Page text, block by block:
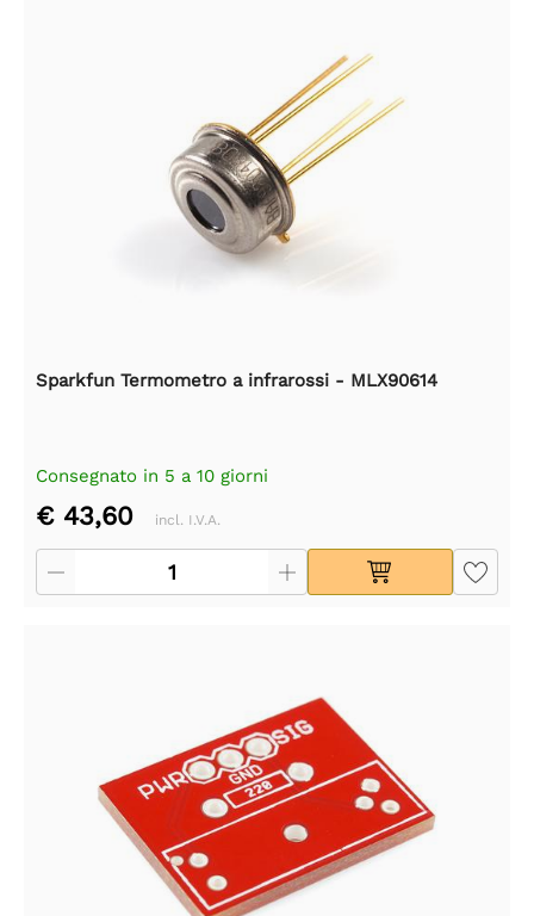
Sparkfun Termometro a infrarossi - MLX90614
Consegnato in 5 a 10 giorni
€ 43,60 incl. I.V.A.